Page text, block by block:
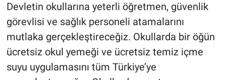
Devletin okullarına yeterli öğretmen, güvenlik
görevlisi ve sağlık personeli atamalarını
mutlaka gerçekleştireceğiz. Okullarda bir öğün
ücretsiz okul yemeği ve ücretsiz temiz içme
suyu uygulamasını tüm Türkiye’ye